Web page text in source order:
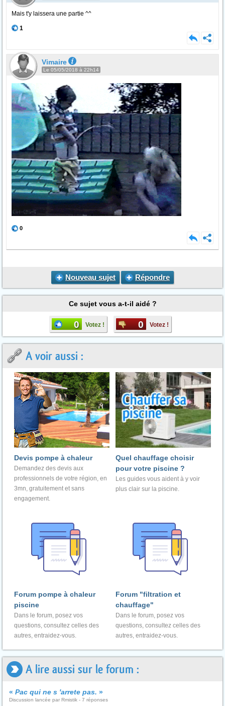
Mais t'y laissera une partie ^^
1
Vimaire
Le 05/05/2018 à 22h14
0
Nouveau sujet Répondre
Ce sujet vous a-t-il aidé ?
0 Votez ! 0 Votez !
A voir aussi :
Devis pompe à chaleur
Demandez des devis aux
professionnels de votre région, en
3mn, gratuitement et sans
engagement.
Quel chauffage choisir
pour votre piscine ?
Les guides vous aident à y voir
plus clair sur la piscine.
Forum pompe à chaleur
piscine
Dans le forum, posez vos
questions, consultez celles des
autres, entraidez-vous.
Forum "filtration et
chauffage"
Dans le forum, posez vos
questions, consultez celles des
autres, entraidez-vous.
A lire aussi sur le forum :
« Pac qui ne s 'arrete pas. »
Discussion lancée par Rmistik - 7 réponses